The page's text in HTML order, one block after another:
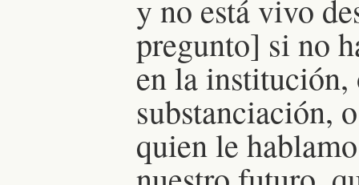
y no está vivo
pregunto] si no
en la
substanciación,
quien le